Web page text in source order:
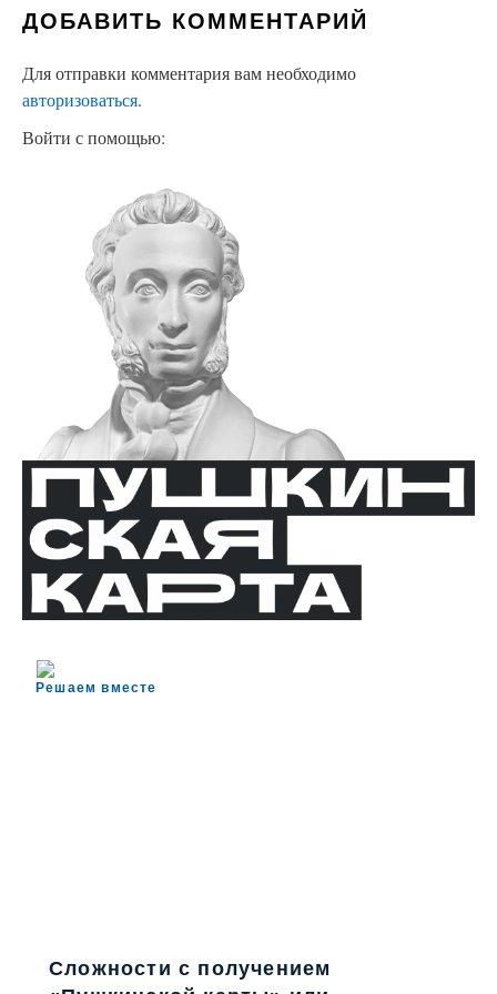
ДОБАВИТЬ КОММЕНТАРИЙ
Для отправки комментария вам необходимо
авторизоваться.
Войти с помощью:
Решаем вместе
Сложности с получением